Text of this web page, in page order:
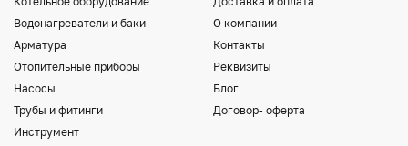
Водонагреватели и баки
Арматура
Отопительные приборы
Насосы
Трубы и фитинги
Инструмент
О компании
Контакты
Реквизиты
Блог
Договор- оферта